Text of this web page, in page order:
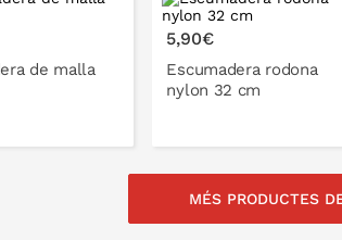
de malla
5,90€
Escumadera rodona
nylon 32 cm
A LA CISTELLA
MÉS PRODUCTES